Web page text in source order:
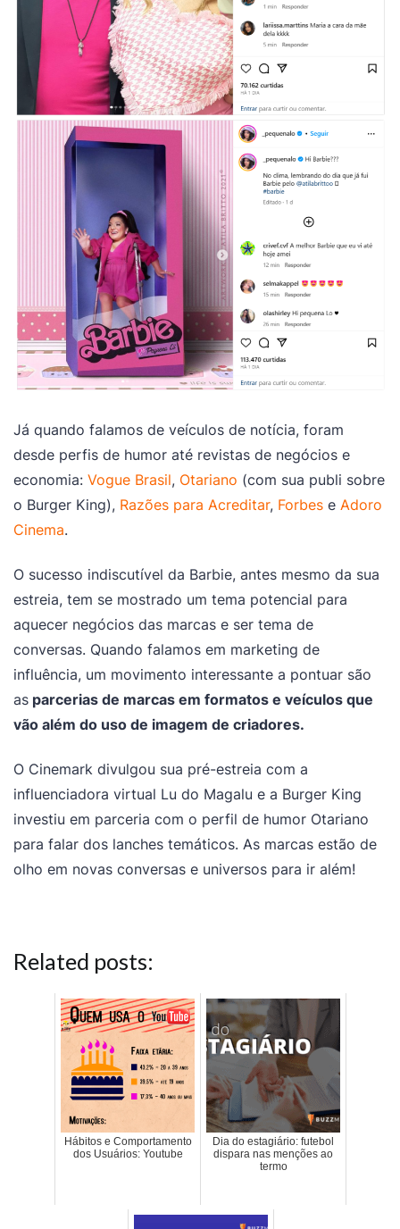
Já quando falamos de veículos de notícia, foram
desde perfis de humor até revistas de negócios e
economia: Vogue Brasil, Otariano (com sua publi sobre
o Burger King), Razões para Acreditar, Forbes e Adoro
Cinema.
O sucesso indiscutível da Barbie, antes mesmo da sua
estreia, tem se mostrado um tema potencial para
aquecer negócios das marcas e ser tema de
conversas. Quando falamos em marketing de
influência, um movimento interessante a pontuar são
as parcerias de marcas em formatos e veículos que
vão além do uso de imagem de criadores.
O Cinemark divulgou sua pré-estreia com a
influenciadora virtual Lu do Magalu e a Burger King
investiu em parceria com o perfil de humor Otariano
para falar dos lanches temáticos. As marcas estão de
olho em novas conversas e universos para ir além!
Related posts:
Hábitos e Comportamento
dos Usuários: Youtube
Dia do estagiário: futebol
dispara nas menções ao
termo